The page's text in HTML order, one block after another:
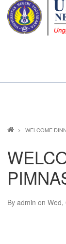
WELCOME
By admin on Wed,